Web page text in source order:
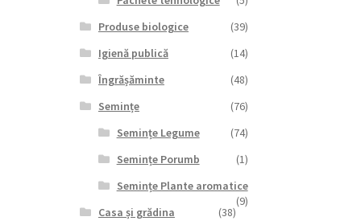
Produse biologice
(39)
Igienă publică
(14)
Îngrășăminte
(48)
Semințe
(76)
Semințe Legume
(74)
Semințe Porumb
(1)
Semințe Plante aromatice
(9)
Casa și grădina
(38)